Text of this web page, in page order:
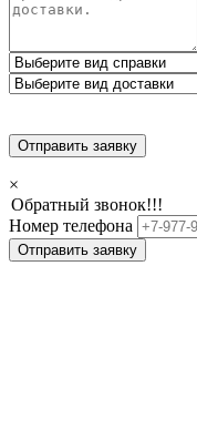
Отправить заявку
×
Обратный звонок!!!
Номер телефона
Отправить заявку